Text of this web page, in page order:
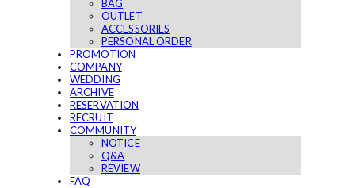
BAG
OUTLET
ACCESSORIES
PERSONAL ORDER
PROMOTION
COMPANY
WEDDING
ARCHIVE
RESERVATION
RECRUIT
COMMUNITY
NOTICE
Q&A
REVIEW
FAQ